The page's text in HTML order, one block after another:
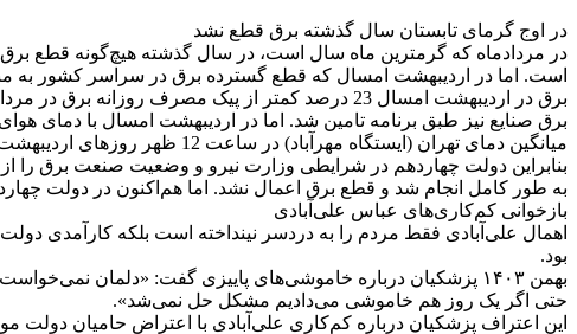
در اوج گرمای تابستان سال گذشته برق قطع نشد
برق صنایع نیز طبق برنامه تامین شد. اما در اردیبهشت امسال با دمای هوای
به طور کامل انجام شد و قطع برق اعمال نشد. اما هم‌اکنون در دولت چهاردهم در اردیبهشت‌ماه با دمای هوای بیش از 20
بازخوانی کم‌کاری‌های عباس علی‌آبادی
اهمال علی‌آبادی فقط مردم را به دردسر نینداخته است بلکه کارآمدی
بود.
بهمن ۱۴۰۳ پزشکیان درباره خاموشی‌های پاییزی گفت: «دلمان
حتی اگر یک روز هم خاموشی می‌دادیم مشکل حل نمی‌شد».
این اعتراف پزشکیان درباره کم‌کاری علی‌آبادی با اعتراض حامیان دولت